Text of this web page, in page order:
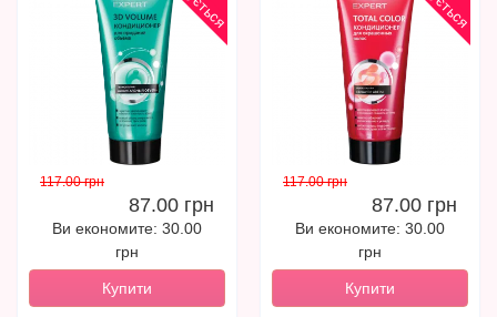
117.00 грн
87.00 грн
Ви економите: 30.00
грн
Купити
117.00 грн
87.00 грн
Ви економите: 30.00
грн
Купити